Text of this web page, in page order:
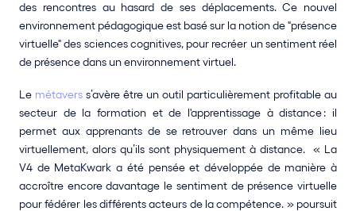
des rencontres au hasard de ses déplacements. Ce nouvel
environnement pédagogique est basé sur la notion de "présence
virtuelle" des sciences cognitives, pour recréer un sentiment réel
de présence dans un environnement virtuel.
Le métavers s’avère être un outil particulièrement profitable au
secteur de la formation et de l'apprentissage à distance : il
permet aux apprenants de se retrouver dans un même lieu
virtuellement, alors qu’ils sont physiquement à distance.  « La
V4 de MetaKwark a été pensée et développée de manière à
accroître encore davantage le sentiment de présence virtuelle
pour fédérer les différents acteurs de la compétence. » poursuit